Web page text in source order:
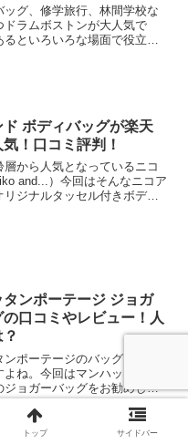
ッグ、修学旅行、林間学校な
ドラムボストンが大人気で
るといろいろな場面で役立ち
ド ボディバッグが楽天
！口コミ評判！
層から人気となっているニコ
and...）今回はそんなニコア
リジナルタッセル付きボディ
タンポーテージ ジョガ
の口コミやレビュー！人
ンポーテージのバッグは根強
よね。今回はマンハッタンポ
ジョガーバッグをお勧めしま
はあまり荷物がないとき用で
でもA5サイズのものや500ミ
のペットボトルは入ります。
トップ サイドバー